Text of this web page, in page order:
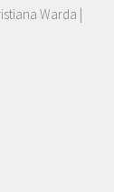
Warda |